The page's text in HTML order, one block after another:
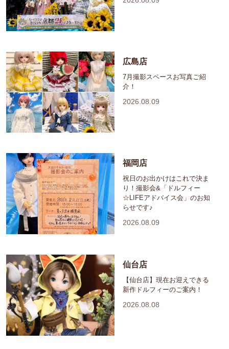
広島店
7月撮影スペースお写真ご紹
介！
2026.08.09
福岡店
祝日のお出かけはこれで決ま
り！撮影会&「ドルフィー
☆LIFEアドバイス会」のお知
らせです♪
2026.08.09
仙台店
【仙台店】現在お迎えできる
新作ドルフィーのご案内！
2026.08.08